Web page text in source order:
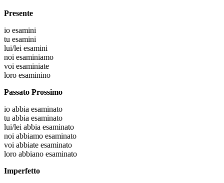
Presente
io esamini
tu esamini
lui/lei esamini
noi esaminiamo
voi esaminiate
loro esaminino
Passato Prossimo
io abbia esaminato
tu abbia esaminato
lui/lei abbia esaminato
noi abbiamo esaminato
voi abbiate esaminato
loro abbiano esaminato
Imperfetto